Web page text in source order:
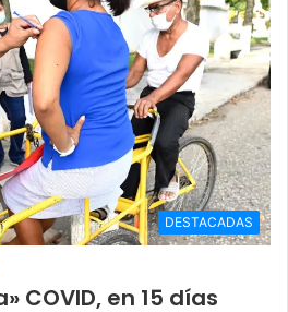
DESTACADAS
COVID, en 15 días